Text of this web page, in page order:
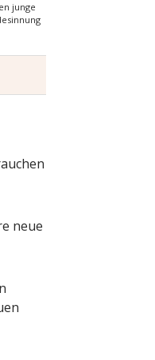
junge
neue